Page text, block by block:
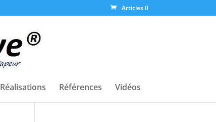
Articles 0
Réalisations Références Vidéos